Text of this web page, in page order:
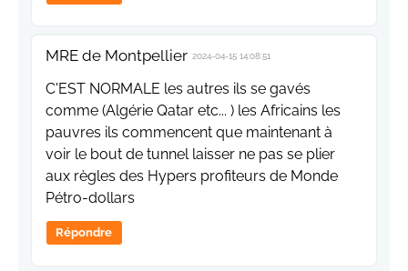
MRE de Montpellier 2024-04-15 14:08:51
C'EST NORMALE les autres ils se gavés
comme (Algérie Qatar etc... ) les Africains les
pauvres ils commencent que maintenant à
voir le bout de tunnel laisser ne pas se plier
aux règles des Hypers profiteurs de Monde
Pétro-dollars
Répondre